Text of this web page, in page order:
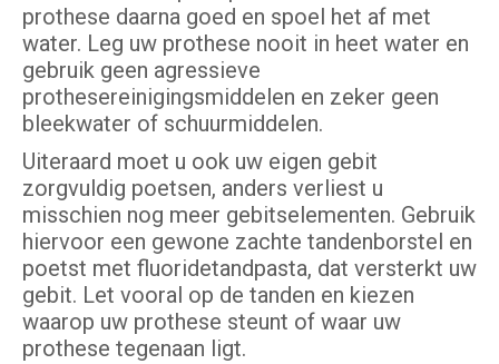
prothese daarna goed en spoel het af met
water. Leg uw prothese nooit in heet water en
gebruik geen agressieve
prothesereinigingsmiddelen en zeker geen
bleekwater of schuurmiddelen.
Uiteraard moet u ook uw eigen gebit
zorgvuldig poetsen, anders verliest u
misschien nog meer gebitselementen. Gebruik
hiervoor een gewone zachte tandenborstel en
poetst met fluoridetandpasta, dat versterkt uw
gebit. Let vooral op de tanden en kiezen
waarop uw prothese steunt of waar uw
prothese tegenaan ligt.